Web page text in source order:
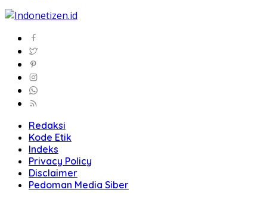
Redaksi
Kode Etik
Indeks
Privacy Policy
Disclaimer
Pedoman Media Siber